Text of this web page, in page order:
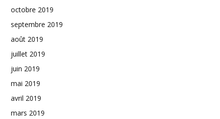
octobre 2019
septembre 2019
août 2019
juillet 2019
juin 2019
mai 2019
avril 2019
mars 2019